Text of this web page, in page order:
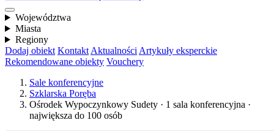
Województwa
Miasta
Regiony
Dodaj obiekt Kontakt Aktualności Artykuły eksperckie
Rekomendowane obiekty Vouchery
Sale konferencyjne
Szklarska Poręba
Ośrodek Wypoczynkowy Sudety · 1 sala konferencyjna ·
największa do 100 osób